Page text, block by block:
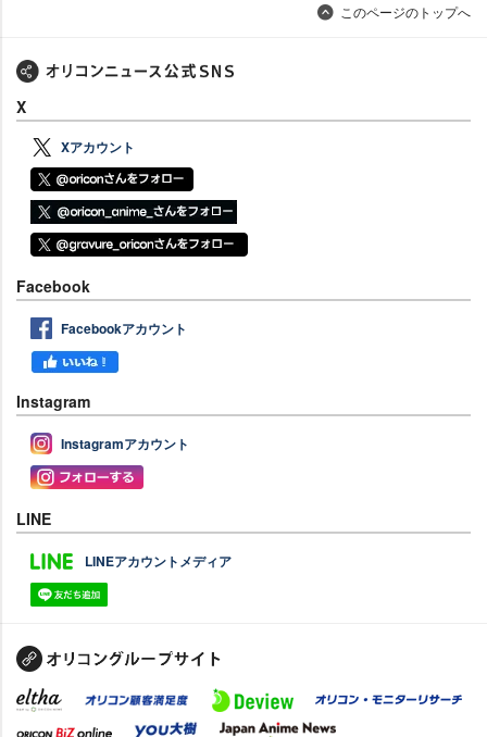
このページのトップへ
X
Xアカウント
Facebook
Facebookアカウント
Instagram
Instagramアカウント
LINE
LINEアカウントメディア